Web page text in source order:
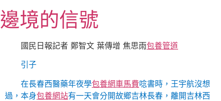
至
主
邊境的信號
國民日報記者 鄭智文 葉傳增 焦思雨包養管道
引子
在長春西醫藥年夜學包養網車馬費唸書時，王宇航沒想
過，本身包養網站有一天會分開故鄉吉林長春，離開吉林西